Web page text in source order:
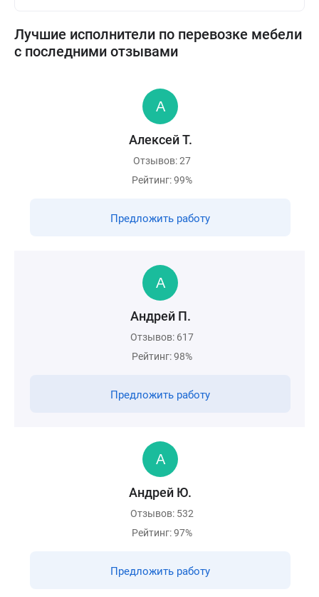
Лучшие исполнители по перевозке мебели
с последними отзывами
Алексей Т.
Отзывов: 27
Рейтинг: 99%
Предложить работу
Андрей П.
Отзывов: 617
Рейтинг: 98%
Предложить работу
Андрей Ю.
Отзывов: 532
Рейтинг: 97%
Предложить работу